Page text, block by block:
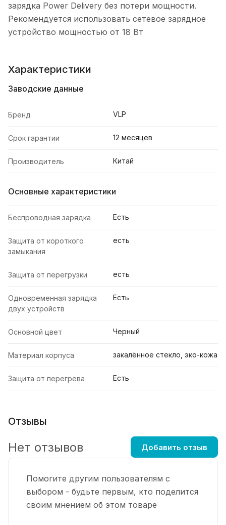
зарядка Power Delivery без потери мощности.
Рекомендуется использовать сетевое зарядное
устройство мощностью от 18 Вт
Характеристики
Заводские данные
Бренд VLP
Срок гарантии 12 месяцев
Производитель Китай
Основные характеристики
Беспроводная зарядка Есть
Защита от короткого
замыкания
есть
Защита от перегрузки есть
Одновременная зарядка
двух устройств
Есть
Основной цвет Черный
Материал корпуса закалённое стекло, эко-кожа
Защита от перегрева Есть
Отзывы
Помогите другим пользователям с
выбором - будьте первым, кто поделится
своим мнением об этом товаре
Нет отзывов Добавить отзыв